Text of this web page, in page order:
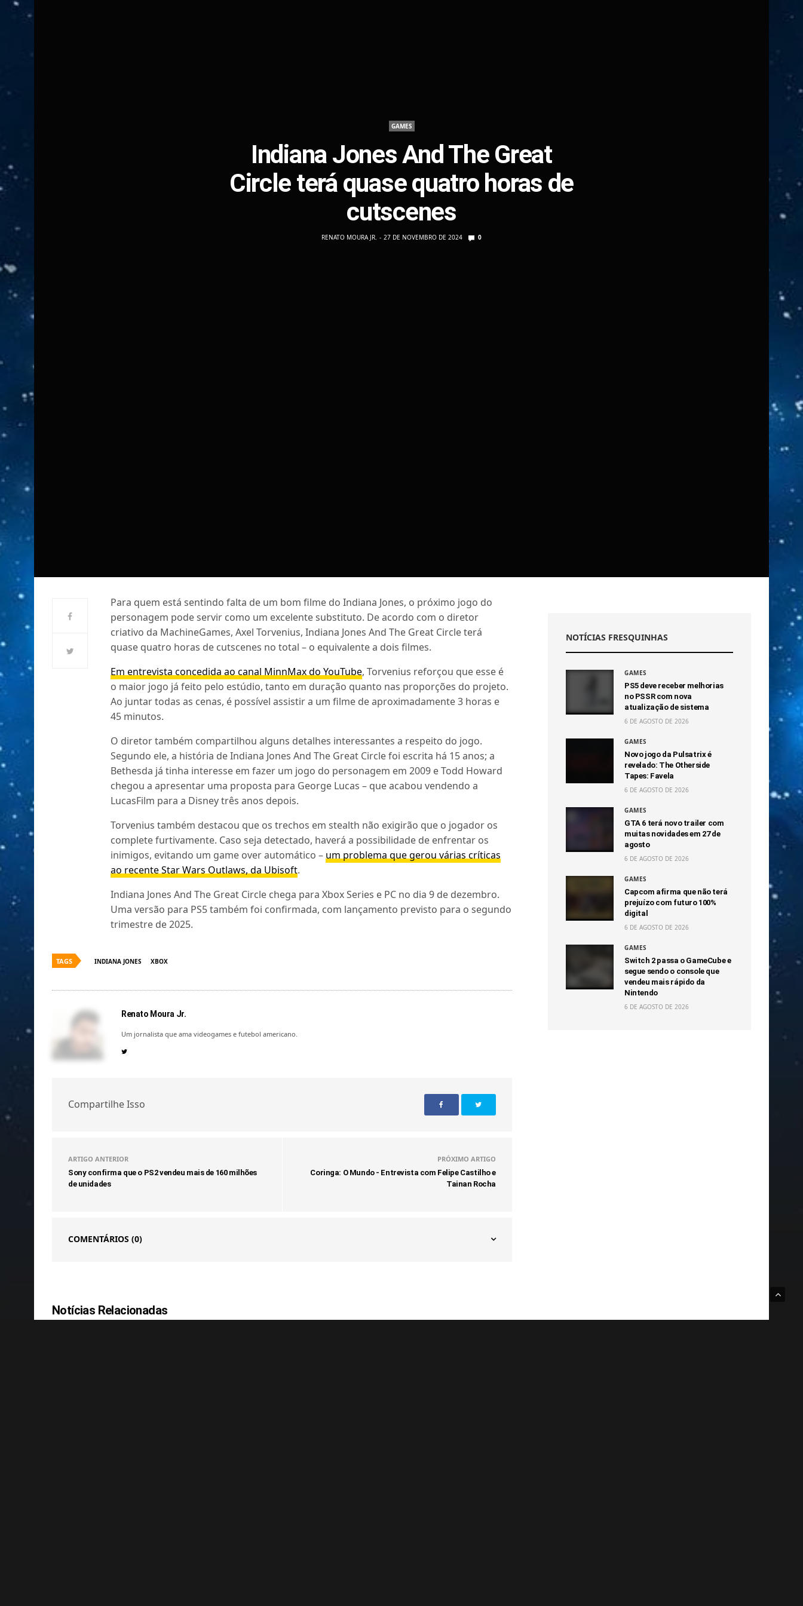
GAMES
Indiana Jones And The Great
Circle terá quase quatro horas de
cutscenes
RENATO MOURA JR. 27 DE NOVEMBRO DE 2024 0
Para quem está sentindo falta de um bom filme do Indiana Jones, o próximo jogo do
personagem pode servir como um excelente substituto. De acordo com o diretor
criativo da MachineGames, Axel Torvenius, Indiana Jones And The Great Circle terá
quase quatro horas de cutscenes no total – o equivalente a dois filmes.
Em entrevista concedida ao canal MinnMax do YouTube, Torvenius reforçou que esse é
o maior jogo já feito pelo estúdio, tanto em duração quanto nas proporções do projeto.
Ao juntar todas as cenas, é possível assistir a um filme de aproximadamente 3 horas e
45 minutos.
O diretor também compartilhou alguns detalhes interessantes a respeito do jogo.
Segundo ele, a história de Indiana Jones And The Great Circle foi escrita há 15 anos; a
Bethesda já tinha interesse em fazer um jogo do personagem em 2009 e Todd Howard
chegou a apresentar uma proposta para George Lucas – que acabou vendendo a
LucasFilm para a Disney três anos depois.
Torvenius também destacou que os trechos em stealth não exigirão que o jogador os
complete furtivamente. Caso seja detectado, haverá a possibilidade de enfrentar os
inimigos, evitando um game over automático – um problema que gerou várias críticas
ao recente Star Wars Outlaws, da Ubisoft.
Indiana Jones And The Great Circle chega para Xbox Series e PC no dia 9 de dezembro.
Uma versão para PS5 também foi confirmada, com lançamento previsto para o segundo
trimestre de 2025.
TAGS INDIANA JONES XBOX
Renato Moura Jr.
Um jornalista que ama videogames e futebol americano.
Compartilhe Isso
ARTIGO ANTERIOR
Sony confirma que o PS2 vendeu mais de 160 milhões
de unidades
PRÓXIMO ARTIGO
Coringa: O Mundo - Entrevista com Felipe Castilho e
Tainan Rocha
COMENTÁRIOS (0)
NOTÍCIAS FRESQUINHAS
GAMES
PS5 deve receber melhorias
no PSSR com nova
atualização de sistema
6 DE AGOSTO DE 2026
GAMES
Novo jogo da Pulsatrix é
revelado: The Otherside
Tapes: Favela
6 DE AGOSTO DE 2026
GAMES
GTA 6 terá novo trailer com
muitas novidades em 27 de
agosto
6 DE AGOSTO DE 2026
GAMES
Capcom afirma que não terá
prejuízo com futuro 100%
digital
6 DE AGOSTO DE 2026
GAMES
Switch 2 passa o GameCube e
segue sendo o console que
vendeu mais rápido da
Nintendo
6 DE AGOSTO DE 2026
Notícias Relacionadas